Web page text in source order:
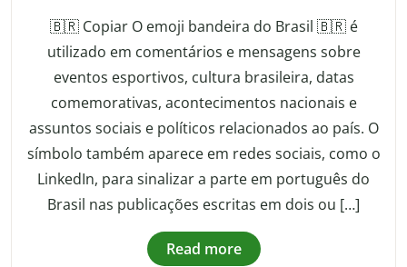
🇧🇷 Copiar O emoji bandeira do Brasil 🇧🇷 é
utilizado em comentários e mensagens sobre
eventos esportivos, cultura brasileira, datas
comemorativas, acontecimentos nacionais e
assuntos sociais e políticos relacionados ao país. O
símbolo também aparece em redes sociais, como o
LinkedIn, para sinalizar a parte em português do
Brasil nas publicações escritas em dois ou […]
Read more